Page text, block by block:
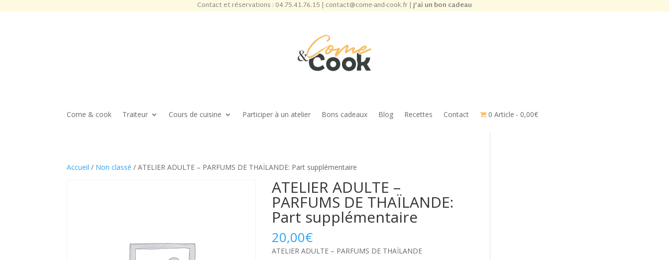
Contact et réservations : 04.75.41.76.15 | contact@come-and-cook.fr|J’ai un bon cadeau
Come & cook Traiteur Cours de cuisine Participer à un atelier Bons cadeaux Blog Recettes Contact 0 Article 0,00€
Accueil / Non classé / ATELIER ADULTE – PARFUMS DE THAÏLANDE: Part supplémentaire
ATELIER ADULTE –
PARFUMS DE THAÏLANDE:
Part supplémentaire
20,00€
ATELIER ADULTE – PARFUMS DE THAÏLANDE